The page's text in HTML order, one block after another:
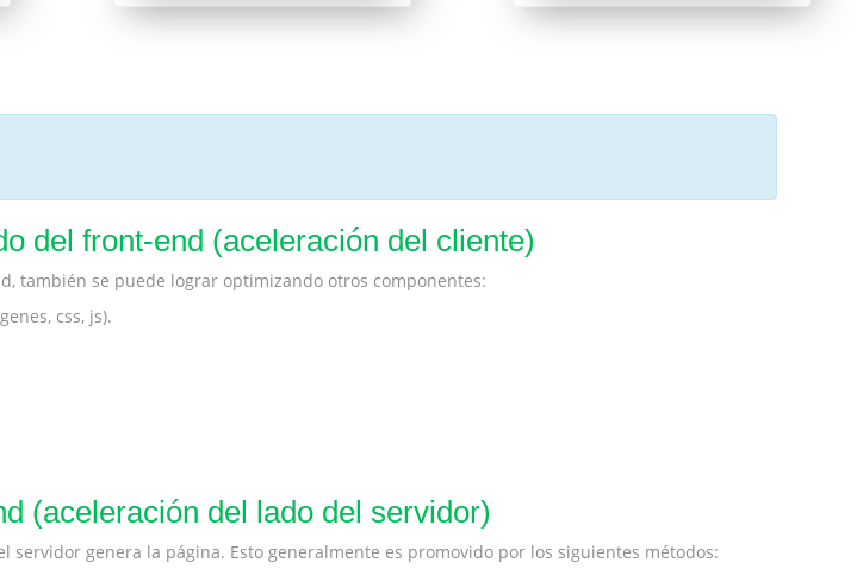
del front-end (aceleración del cliente)
también se puede lograr optimizando otros componentes:
css, js).
(aceleración del lado del servidor)
genera la página. Esto generalmente es promovido por los siguientes métodos: